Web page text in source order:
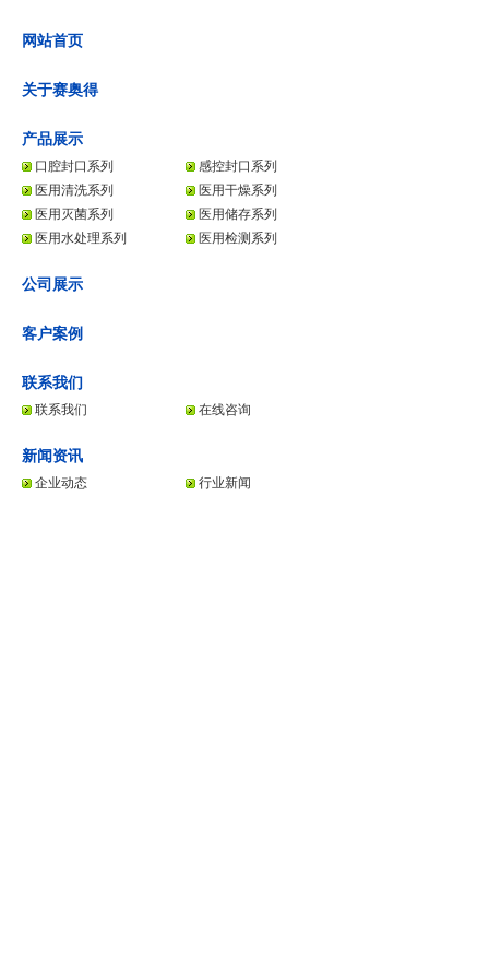
网站首页
关于赛奥得
产品展示
口腔封口系列
感控封口系列
医用清洗系列
医用干燥系列
医用灭菌系列
医用储存系列
医用水处理系列
医用检测系列
公司展示
客户案例
联系我们
联系我们 在线咨询
新闻资讯
企业动态 行业新闻